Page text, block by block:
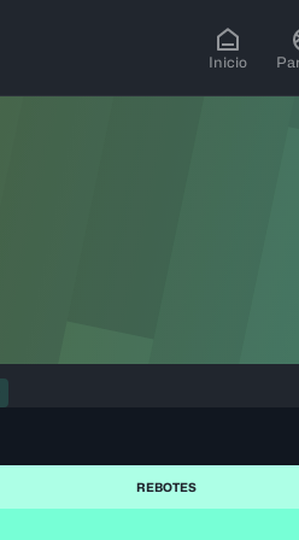
Inicio
REBOTES